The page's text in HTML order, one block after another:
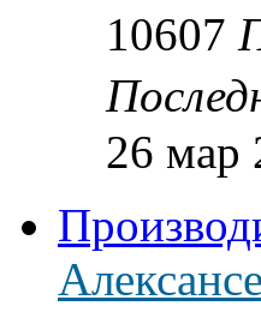
10607
26 мар